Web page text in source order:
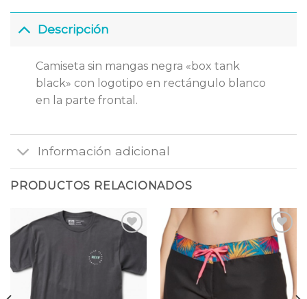
Descripción
Camiseta sin mangas negra «box tank
black» con logotipo en rectángulo blanco
en la parte frontal.
Información adicional
PRODUCTOS RELACIONADOS
Añadir
lista
de
Añadir
a la
lista
deseos